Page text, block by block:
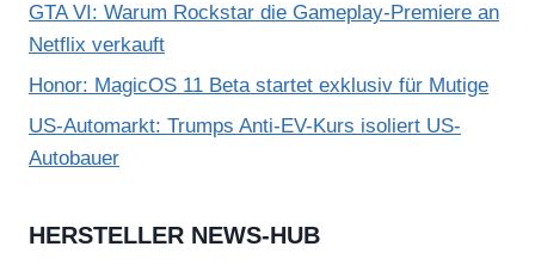
GTA VI: Warum Rockstar die Gameplay-Premiere an
Netflix verkauft
Honor: MagicOS 11 Beta startet exklusiv für Mutige
US-Automarkt: Trumps Anti-EV-Kurs isoliert US-
Autobauer
HERSTELLER NEWS-HUB